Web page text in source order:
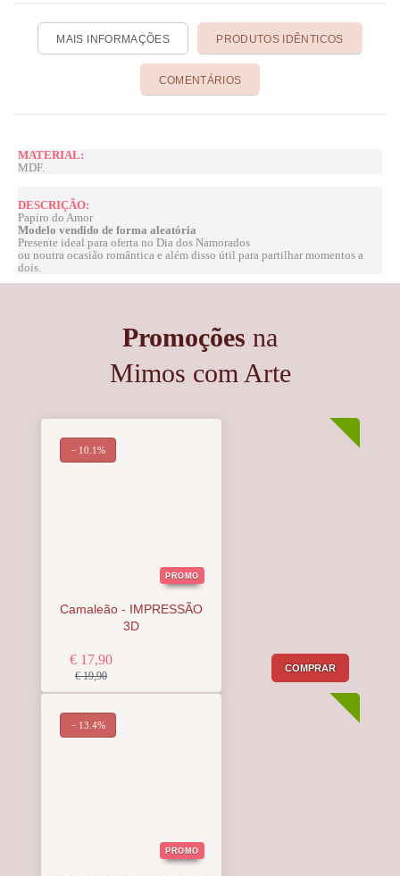
MAIS INFORMAÇÕES PRODUTOS IDÊNTICOS
COMENTÁRIOS
MATERIAL:
MDF.
DESCRIÇÃO:
Papiro do Amor
Modelo vendido de forma aleatória
Presente ideal para oferta no Dia dos Namorados
ou noutra ocasião romântica e além disso útil para partilhar momentos a
dois.
Promoções na
Mimos com Arte
PROMO
Camaleão - IMPRESSÃO
3D
€ 17,90
€ 19,90
COMPRAR
− 10.1%
PROMO
− 13.4%